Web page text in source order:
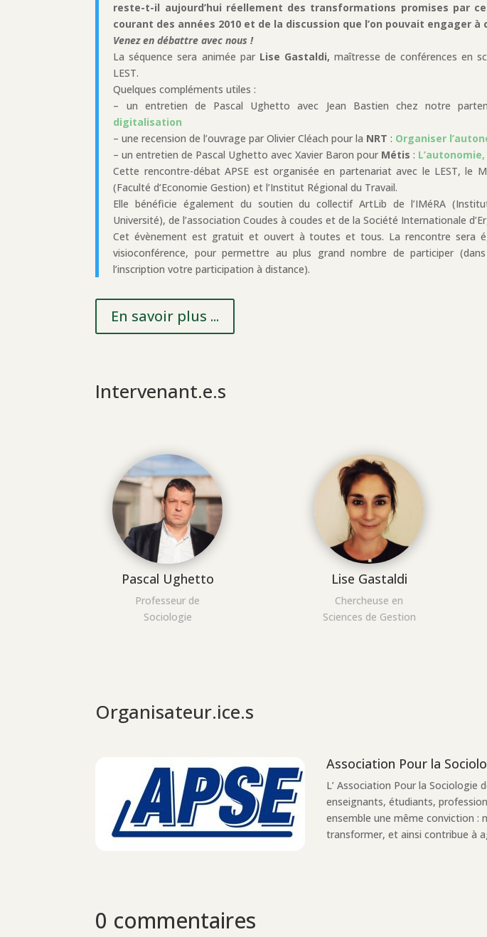
reste-t-il aujourd’hui réellement des transformations promises par
courant des années 2010 et de la discussion que l’on pouvait engager à
Venez en débattre avec nous !
La séquence sera animée par Lise Gastaldi, maîtresse de conférences en
LEST.
Quelques compléments utiles :
– un entretien de Pascal Ughetto avec Jean Bastien chez notre
digitalisation
– une recension de l’ouvrage par Olivier Cléach pour la NRT : Organiser
– un entretien de Pascal Ughetto avec Xavier Baron pour Métis :
Cette rencontre-débat APSE est organisée en partenariat avec le LEST, le
(Faculté d’Economie Gestion) et l’Institut Régional du Travail.
Elle bénéficie également du soutien du collectif ArtLib de l’IMéRA (Institut
Université), de l’association Coudes à coudes et de la Société Internationale
Cet évènement est gratuit et ouvert à toutes et tous. La rencontre sera
visioconférence, pour permettre au plus grand nombre de participer
l’inscription votre participation à distance).
En savoir plus ...
Intervenant.e.s
Pascal Ughetto
Professeur de
Sociologie
Lise Gastaldi
Chercheuse en
Sciences de Gestion
Organisateur.ice.s
Association Pour la
L’ Association Pour la Sociologie
enseignants, étudiants,
ensemble une même conviction :
transformer, et ainsi contribue à
0 commentaires